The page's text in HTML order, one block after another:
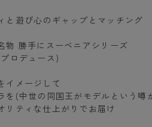
と遊び心のギャップとマッチング
物 勝手にスーベニアシリーズ
ロデュース)
イメージして
を(中世の同国王がモデルという噂
リティな仕上がりでお届け